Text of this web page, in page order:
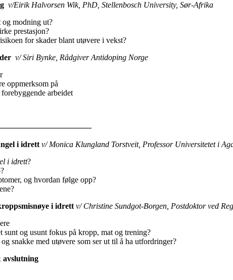
v/Eirik Halvorsen Wik, PhD, Stellenbosch University, Sør-Afrika
og modning ut?
prestasjon?
for skader blant utøvere i vekst?
v/ Siri Bynke, Rådgiver Antidoping Norge
oppmerksom på
arbeidet
i idrett v/ Monica Klungland Torstveit, Professor Universitetet i
i idrett?
og hvordan følge opp?
i idrett v/ Christine Sundgot-Borgen, Postdoktor ved
sunt og usunt fokus på kropp, mat og trening?
snakke med utøvere som ser ut til å ha utfordringer?
avslutning